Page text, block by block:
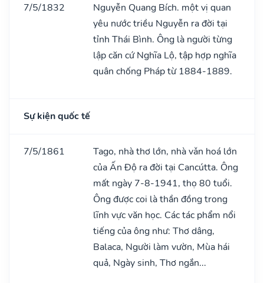
7/5/1832
Nguyễn Quang Bích. một vị quan
yêu nước triều Nguyễn ra đời tại
tỉnh Thái Bình. Ông là người từng
lập căn cứ Nghĩa Lộ, tập hợp nghĩa
quân chống Pháp từ 1884-1889.
Sự kiện quốc tế
7/5/1861
Tago, nhà thơ lớn, nhà vǎn hoá lớn
của Ấn Độ ra đời tại Cancútta. Ông
mất ngày 7-8-1941, thọ 80 tuổi.
Ông được coi là thần đồng trong
lĩnh vực văn học. Các tác phẩm nổi
tiếng của ông như: Thơ dâng,
Balaca, Người làm vườn, Mùa hái
quả, Ngày sinh, Thơ ngắn...